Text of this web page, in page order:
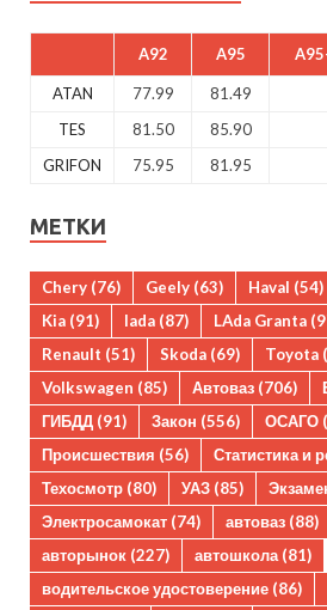
A92 A95
ATAN 77.99 81.49
TES
81.50 85.90
GRIFON
75.95 81.95
МЕТКИ
Chery (76) Geely (63) Haval (54)
Kia (91) lada (87) LAda Granta
Renault (51) Skoda (69) Toyota
Volkswagen (85) Автоваз (706)
ГИБДД (91) Закон (556) ОСАГО
Происшествия (56) Статистика и
Техосмотр (80) УАЗ (85)
Электросамокат (74) автоваз (88)
авторынок (227) автошкола (81)
водительское удостоверение (86)